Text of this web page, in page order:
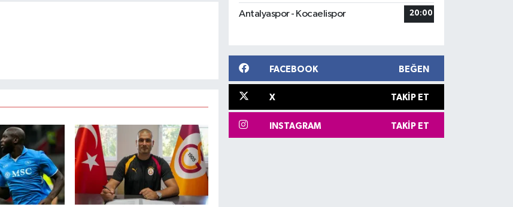
Antalyaspor - Kocaelispor 20:00
FACEBOOK BEĞEN
X TAKIP ET
INSTAGRAM TAKIP ET